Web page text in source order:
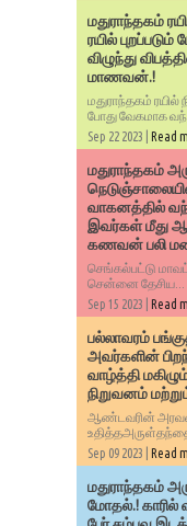
மதுராந்தகம்
ரயில்
விழுந்து
மாணவன்.!
மதுராந்தகம் ரயில்
போது வேகமாக
Sep 22 2023 | Read
மதுராந்தகம்
வாகனத்தில்
இவர்கள் மீது
கணவன் பலி
செங்கல்பட்டு
சென்னை தேசிய...
Sep 15 2023 | Read
பல்லாவரம்
அவர்களின்
வாழ்த்தி
நிறுவனம்
ஆண்டவரின்
Sep 09 2023 | Read
மதுராந்தகம்
மோதல்.! காரில்